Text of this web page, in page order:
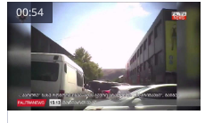
00:54